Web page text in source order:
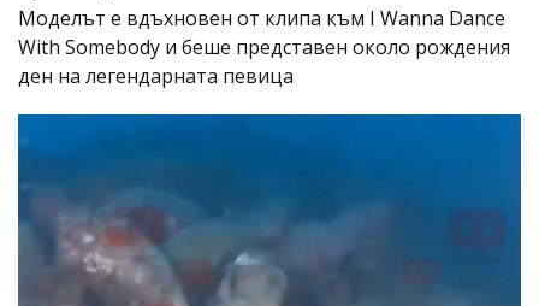
Моделът е вдъхновен от клипа към I Wanna Dance
With Somebody и беше представен около рождения
ден на легендарната певица